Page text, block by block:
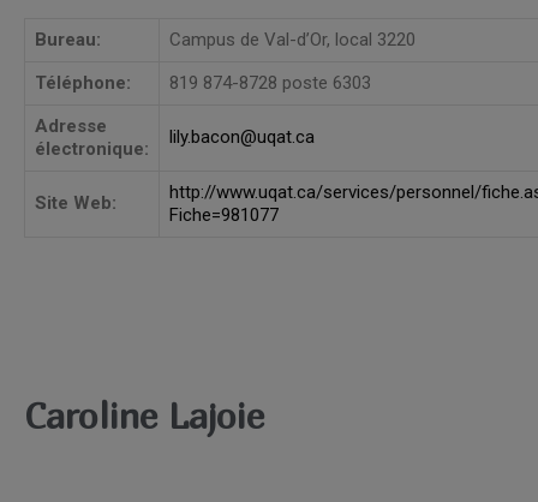
Bureau:
Campus de Val-d’Or, local 3220
Téléphone:
819 874-8728 poste 6303
Adresse
électronique:
lily.bacon@uqat.ca
Site Web:
http://www.uqat.ca/services/personnel/
Fiche=981077
Caroline Lajoie